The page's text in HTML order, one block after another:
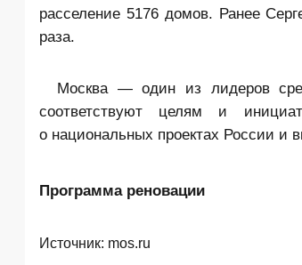
расселение 5176 домов. Ранее
раза.
Москва — один из лидеров
соответствуют целям и
о национальных проектах России и
Программа реновации
Источник: mos.ru